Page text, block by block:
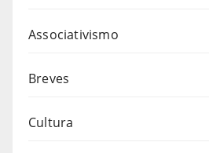
Associativismo
Breves
Cultura